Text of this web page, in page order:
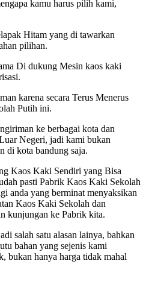
kamu harus pilih kami,
Hitam yang di tawarkan
pilihan.
Di dukung Mesin kaos kaki
karena secara Terus Menerus
Putih ini.
ke berbagai kota dan
Negeri, jadi kami bukan
di kota bandung saja.
Kaos Kaki Sendiri yang Bisa
pasti Pabrik Kaos Kaki Sekolah
anda yang berminat menyaksikan
Kaos Kaki Sekolah dan
kunjungan ke Pabrik kita.
salah satu alasan lainya, bahkan
bahan yang sejenis kami
bukan hanya harga tidak mahal